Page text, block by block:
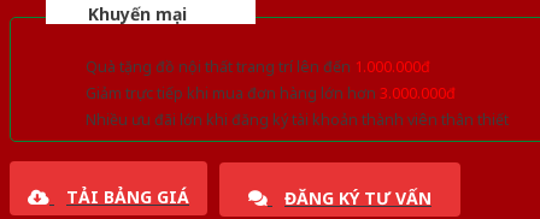
Khuyến mại
Quà tặng đồ nội thất trang trí lên đến 1.000.000đ
Giảm trực tiếp khi mua đơn hàng lớn hơn 3.000.000đ
Nhiều ưu đãi lớn khi đăng ký tài khoản thành viên thân thiết
TẢI BẢNG GIÁ ĐĂNG KÝ TƯ VẤN